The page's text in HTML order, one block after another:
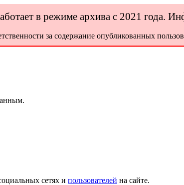
в режиме архива с 2021 года.
за содержание опубликованных
сетях и пользователей на сайте.